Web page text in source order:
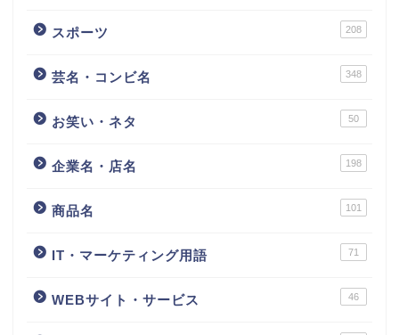
スポーツ 208
芸名・コンビ名 348
お笑い・ネタ 50
企業名・店名 198
商品名 101
IT・マーケティング用語 71
WEBサイト・サービス 46